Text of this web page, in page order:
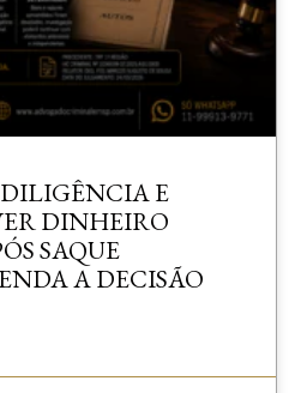
E
DINHEIRO
SAQUE
A DECISÃO